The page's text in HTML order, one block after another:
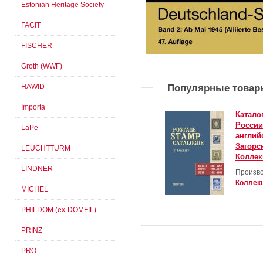
Популярные
Estonian Heritage Society
FACIT
FISCHER
Groth (WWF)
HAWID
Importa
LaPe
LEUCHTTURM
LINDNER
MICHEL
PHILDOM (ex-DOMFIL)
PRINZ
PRO